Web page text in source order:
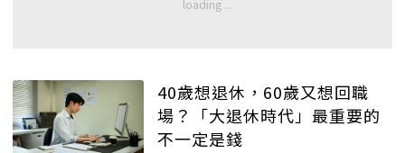
40歲想退休，60歲又想回職
場？「大退休時代」最重要的
不一定是錢